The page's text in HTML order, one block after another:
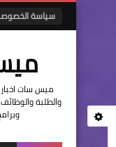
سياسة
ميس سات اخبار
والطلبة